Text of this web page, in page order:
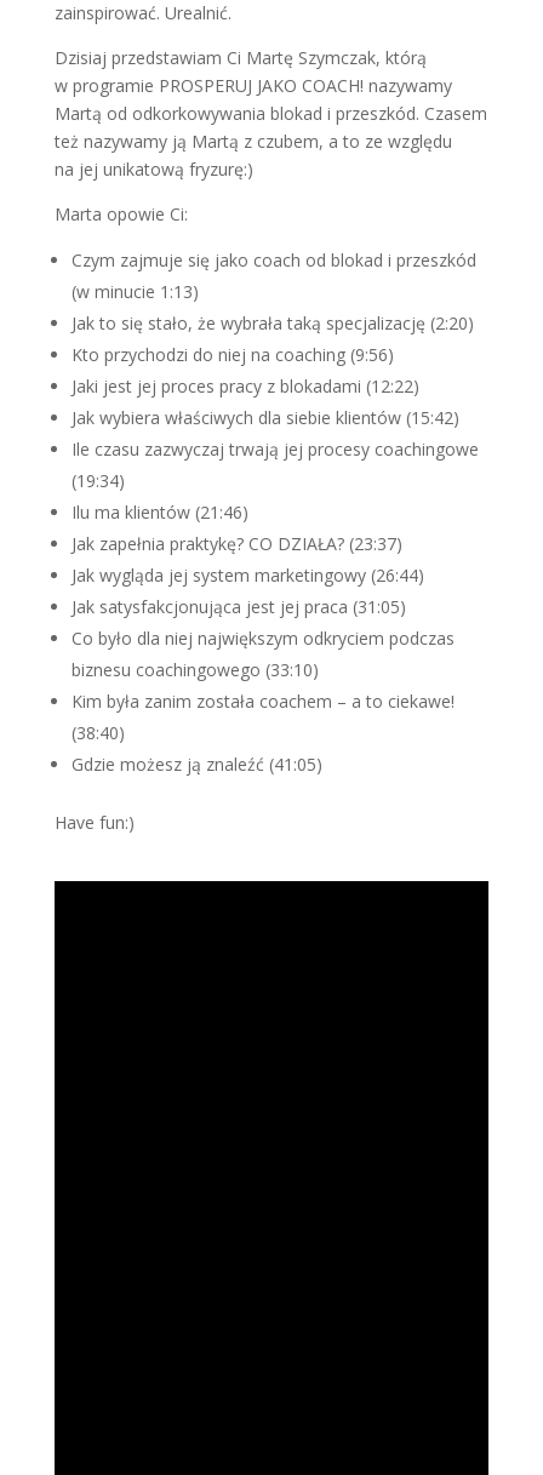
zainspirować. Urealnić.
Dzisiaj przedstawiam Ci Martę Szymczak, którą
w programie PROSPERUJ JAKO COACH! nazywamy
Martą od odkorkowywania blokad i przeszkód. Czasem
też nazywamy ją Martą z czubem, a to ze względu
na jej unikatową fryzurę:)
Marta opowie Ci:
Czym zajmuje się jako coach od blokad i przeszkód
(w minucie 1:13)
Jak to się stało, że wybrała taką specjalizację (2:20)
Kto przychodzi do niej na coaching (9:56)
Jaki jest jej proces pracy z blokadami (12:22)
Jak wybiera właściwych dla siebie klientów (15:42)
Ile czasu zazwyczaj trwają jej procesy coachingowe
(19:34)
Ilu ma klientów (21:46)
Jak zapełnia praktykę? CO DZIAŁA? (23:37)
Jak wygląda jej system marketingowy (26:44)
Jak satysfakcjonująca jest jej praca (31:05)
Co było dla niej największym odkryciem podczas
biznesu coachingowego (33:10)
Kim była zanim została coachem – a to ciekawe!
(38:40)
Gdzie możesz ją znaleźć (41:05)
Have fun:)